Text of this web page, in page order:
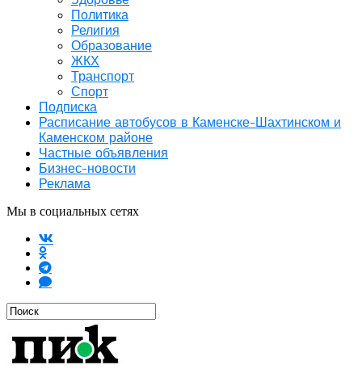
Политика
Религия
Образование
ЖКХ
Транспорт
Спорт
Подписка
Расписание автобусов в Каменске-Шахтинском и
Каменском районе
Частные объявления
Бизнес-новости
Реклама
Мы в социальных сетях